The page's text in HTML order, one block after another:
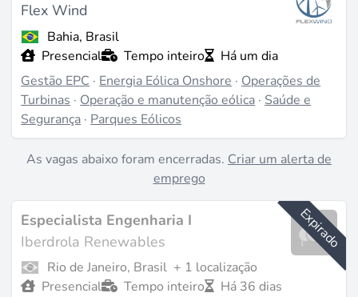
Flex Wind
Bahia, Brasil
Presencial
Tempo inteiro
Há um dia
Gestão EPC · Energia Eólica Onshore · Operações de
Turbinas · Operação e manutenção eólica · Saúde e
Segurança · Parques Eólicos
As vagas abaixo foram encerradas. Criar um alerta de
emprego
Expirado
Especialista Engenharia I
Iberdrola Renewables
Rio de Janeiro, Brasil + 1 localização
Presencial
Tempo inteiro
Há 36 dias